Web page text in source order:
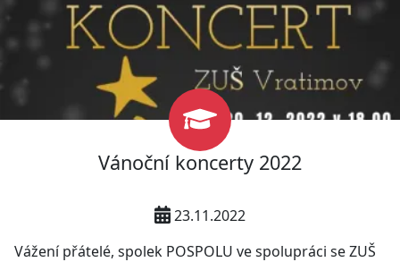
Vánoční koncerty 2022
23.11.2022
Vážení přátelé, spolek POSPOLU ve spolupráci se ZUŠ